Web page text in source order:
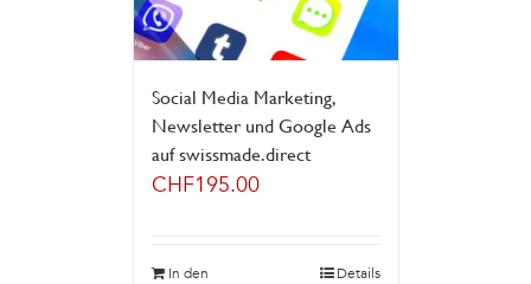
Social Media Marketing,
Newsletter und Google Ads
auf swissmade.direct
CHF195.00
In den
Details